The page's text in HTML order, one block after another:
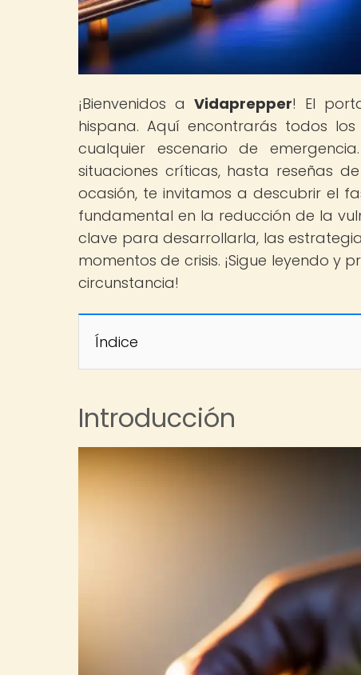
¡Bienvenidos aVidaprepper! El
hispana. Aquí encontrarás todos
cualquier escenario de
situaciones críticas, hasta reseñas
ocasión, te invitamos a descubrir el
fundamental en la reducción de la
clave para desarrollarla, las
momentos de crisis. ¡Sigue leyendo
circunstancia!
Índice
Introducción